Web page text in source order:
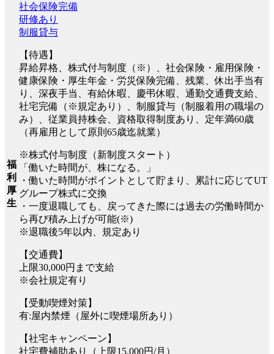
福
利
厚
生
社会保険完備
研修あり
制服貸与
【待遇】
昇給昇格、株式付与制度（※）、社会保険・雇用保険・
健康保険・厚生年金・労災保険完備、残業、休出手当有
り、深夜手当、有給休暇、慶弔休暇、通勤交通費支給、
社宅完備（※規定あり）、制服貸与（制服着用の職場の
み）、従業員持株会、資格取得制度あり、定年満60歳
（再雇用として原則65歳迄就業）
※株式付与制度（新制度スタート）
「働いた時間が、株になる。」
・働いた時間がポイントとして貯まり、累計に応じてUT
グループ株式に交換
・一度退職しても、戻ってきた際には過去の労働時間か
ら再び積み上げが可能(※)
※退職後5年以内、規定あり
【交通費】
上限30,000円まで支給
※会社規定有り
【受動喫煙対策】
有:屋内禁煙（屋外に喫煙場所あり）
【社宅キャンペーン】
社宅費補助あり（上限15,000円/月）